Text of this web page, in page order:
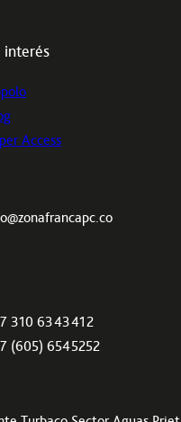
interés
Access
310 6343412
(605) 6545252